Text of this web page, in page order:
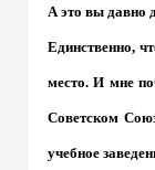
А это вы давно
Единственно,
место. И мне
Советском
учебное